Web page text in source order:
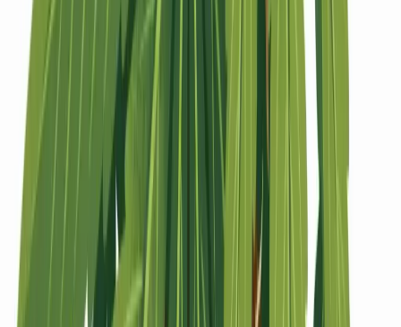
Strains Hybrid Strains
Standorte